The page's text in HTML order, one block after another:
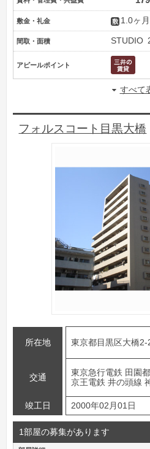
敷金・礼金 1.0ヶ月
間取・面積 STUDIO
アピールポイント
すべて
フォルスコート目黒大橋
所在地 東京都目黒区大橋2-
交通
東京急行電鉄 田園
京王電鉄 井の頭線
竣工日 2000年02月01日
1部屋の募集があります